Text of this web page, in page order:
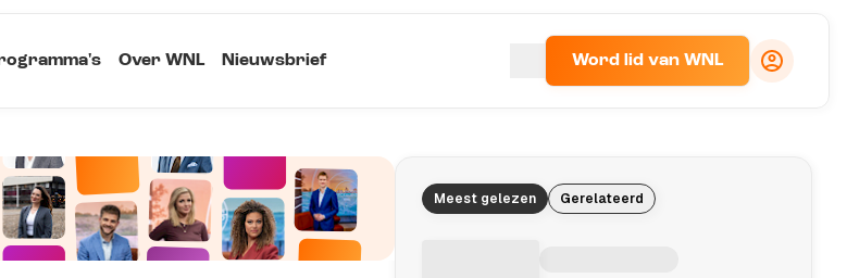
Over WNL Nieuwsbrief Word lid van WNL
Meest gelezen Gerelateerd